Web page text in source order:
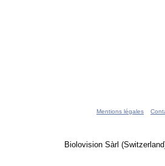
Mentions légales
Biolovision Sàrl